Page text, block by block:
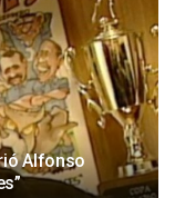
Alfonso